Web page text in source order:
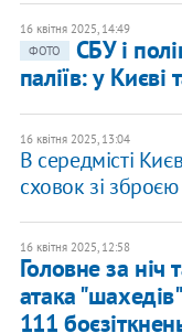
16 квітня 2025, 14:49
ФОТО
СБУ і
паліїв: у Києві
16 квітня 2025, 13:04
В середмісті
сховок зі зброєю
16 квітня 2025, 12:58
Головне за ніч
атака
111